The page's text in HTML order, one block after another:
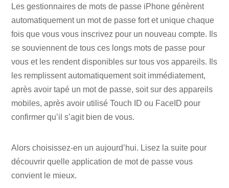
Les gestionnaires de mots de passe iPhone génèrent
automatiquement un mot de passe fort et unique chaque
fois que vous vous inscrivez pour un nouveau compte. Ils
se souviennent de tous ces longs mots de passe pour
vous et les rendent disponibles sur tous vos appareils. Ils
les remplissent automatiquement soit immédiatement,
après avoir tapé un mot de passe, soit sur des appareils
mobiles, après avoir utilisé Touch ID ou FaceID pour
confirmer qu’il s’agit bien de vous.
Alors choisissez-en un aujourd’hui. Lisez la suite pour
découvrir quelle application de mot de passe vous
convient le mieux.